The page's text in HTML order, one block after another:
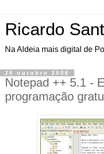
Ricardo
Na Aldeia mais digital de
26 outubro 2008
Notepad ++ 5.1 -
programação